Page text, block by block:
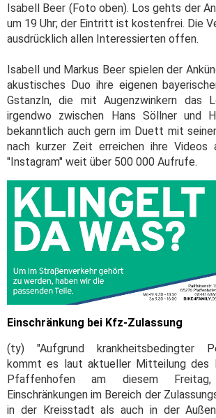
Isabell Beer (Foto oben). Los gehts der
um 19 Uhr; der Eintritt ist kostenfrei. Die
ausdrücklich allen Interessierten offen.
Isabell und Markus Beer spielen der
akustisches Duo ihre eigenen
Gstanzln, die mit Augenzwinkern das
irgendwo zwischen Hans Söllner und
bekanntlich auch gern im Duett mit
nach kurzer Zeit erreichen ihre Videos
"Instagram" weit über 500 000 Aufrufe.
Einschränkung bei Kfz-Zulassung
(ty) "Aufgrund krankheitsbedingter
kommt es laut aktueller Mitteilung des
Pfaffenhofen am diesem
Einschränkungen im Bereich der
in der Kreisstadt als auch in der